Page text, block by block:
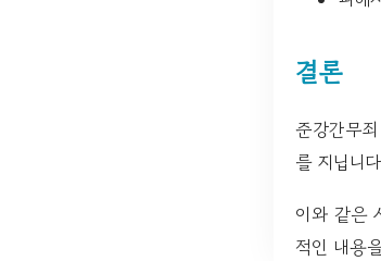
결론
준강간무
를 지닙니
이와 같은
적인 내용